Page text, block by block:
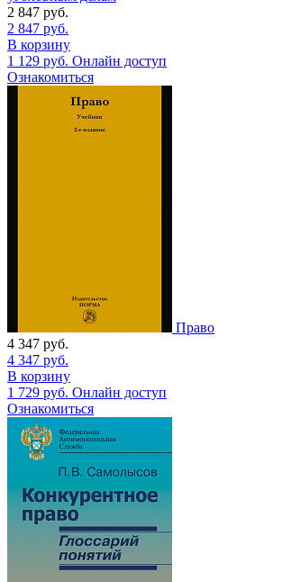
2 847 руб.
2 847 руб.
В корзину
1 129 руб. Онлайн доступ
Ознакомиться
Право
4 347 руб.
4 347 руб.
В корзину
1 729 руб. Онлайн доступ
Ознакомиться